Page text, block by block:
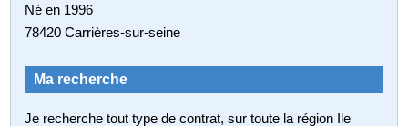
Né en 1996
78420 Carrières-sur-seine
Ma recherche
Je recherche tout type de contrat, sur toute la région Ile